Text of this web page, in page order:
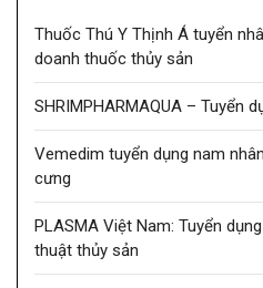
Thuốc Thú Y Thịnh Á tuyển
doanh thuốc thủy sản
SHRIMPHARMAQUA – Tuyển
Vemedim tuyển dụng nam
cưng
PLASMA Việt Nam: Tuyển
thuật thủy sản